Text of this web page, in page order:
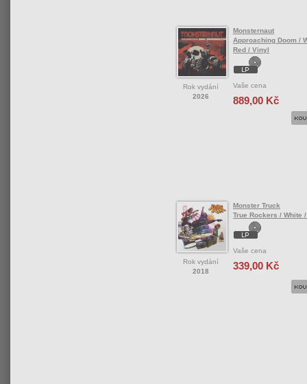
Rok vydání
2026
Monsternaut
Approaching Doom /
Red / Vinyl
Vaše cena
889,00 Kč
Rok vydání
2018
Monster Truck
True Rockers / White
Vaše cena
339,00 Kč